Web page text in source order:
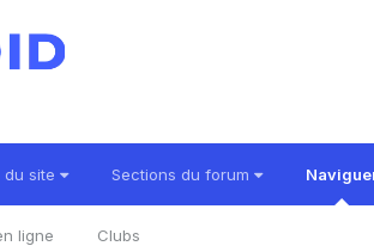
du site Sections du forum
ligne Clubs